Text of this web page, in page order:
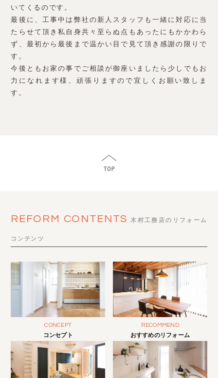
いてくるのです。
最後に、工事中は弊社の新人スタッフも一緒に対応に当
たらせて頂き私自身共々至らぬ点もあったにもかかわら
ず、最初から最後まで温かい目で見て頂き感謝の限りで
す。
今後ともお家の事でご相談が御座いましたら少しでもお
力になれます様、頑張りますので宜しくお願い致しま
す。
REFORM CONTENTS 木村工務店のリフォーム
コンテンツ
CONCEPT
コンセプト
RECOMMEND
おすすめのリフォーム